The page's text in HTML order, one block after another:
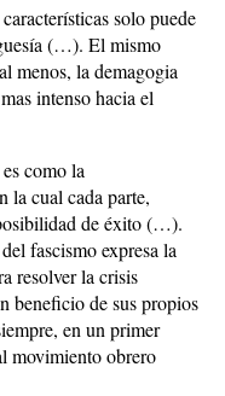
solo puede
(…). El mismo
menos, la demagogia
intenso hacia el
como la
la cual cada parte,
de éxito (…).
fascismo expresa la
resolver la crisis
beneficio de sus propios
en un primer
movimiento obrero